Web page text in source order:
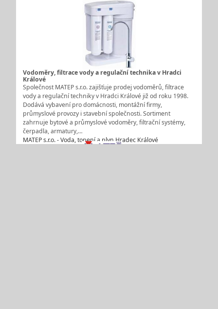
Vodoměry, filtrace vody a regulační technika v Hradci
Králové
Společnost MATEP s.r.o. zajišťuje prodej vodoměrů, filtrace
vody a regulační techniky v Hradci Králové již od roku 1998.
Dodává vybavení pro domácnosti, montážní firmy,
průmyslové provozy i stavební společnosti. Sortiment
zahrnuje bytové a průmyslové vodoměry, filtrační systémy,
čerpadla, armatury,…
MATEP s.r.o. - Voda, topení a plyn Hradec Králové